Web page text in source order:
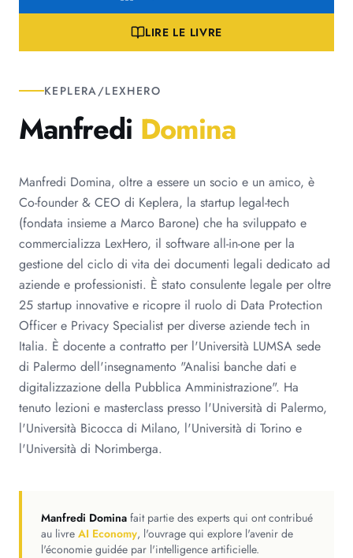
LIRE LE LIVRE
KEPLERA/LEXHERO
Manfredi Domina
Manfredi Domina, oltre a essere un socio e un amico, è
Co-founder & CEO di Keplera, la startup legal-tech
(fondata insieme a Marco Barone) che ha sviluppato e
commercializza LexHero, il software all-in-one per la
gestione del ciclo di vita dei documenti legali dedicato ad
aziende e professionisti. È stato consulente legale per oltre
25 startup innovative e ricopre il ruolo di Data Protection
Officer e Privacy Specialist per diverse aziende tech in
Italia. È docente a contratto per l'Università LUMSA sede
di Palermo dell'insegnamento "Analisi banche dati e
digitalizzazione della Pubblica Amministrazione". Ha
tenuto lezioni e masterclass presso l'Università di Palermo,
l'Università Bicocca di Milano, l'Università di Torino e
l'Università di Norimberga.
Manfredi Domina fait partie des experts qui ont contribué
au livre AI Economy, l'ouvrage qui explore l'avenir de
l'économie guidée par l'intelligence artificielle.